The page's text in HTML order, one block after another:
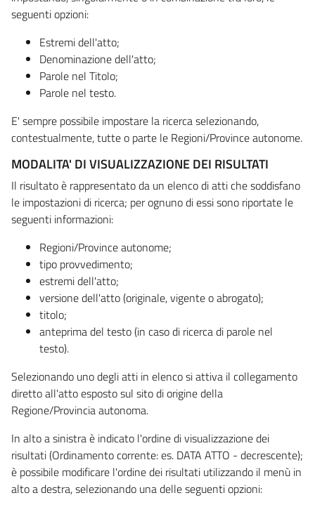
seguenti opzioni:
Estremi dell'atto;
Denominazione dell'atto;
Parole nel Titolo;
Parole nel testo.
E' sempre possibile impostare la ricerca selezionando,
contestualmente, tutte o parte le Regioni/Province autonome.
MODALITA' DI VISUALIZZAZIONE DEI RISULTATI
Il risultato è rappresentato da un elenco di atti che soddisfano
le impostazioni di ricerca; per ognuno di essi sono riportate le
seguenti informazioni:
Regioni/Province autonome;
tipo provvedimento;
estremi dell'atto;
versione dell'atto (originale, vigente o abrogato);
titolo;
anteprima del testo (in caso di ricerca di parole nel
testo).
Selezionando uno degli atti in elenco si attiva il collegamento
diretto all'atto esposto sul sito di origine della
Regione/Provincia autonoma.
In alto a sinistra è indicato l'ordine di visualizzazione dei
risultati (Ordinamento corrente: es. DATA ATTO - decrescente);
è possibile modificare l'ordine dei risultati utilizzando il menù in
alto a destra, selezionando una delle seguenti opzioni: